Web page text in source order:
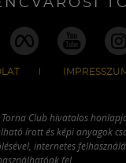
Torna Club hivatalos
írott és képi anyagok
internetes
fel.